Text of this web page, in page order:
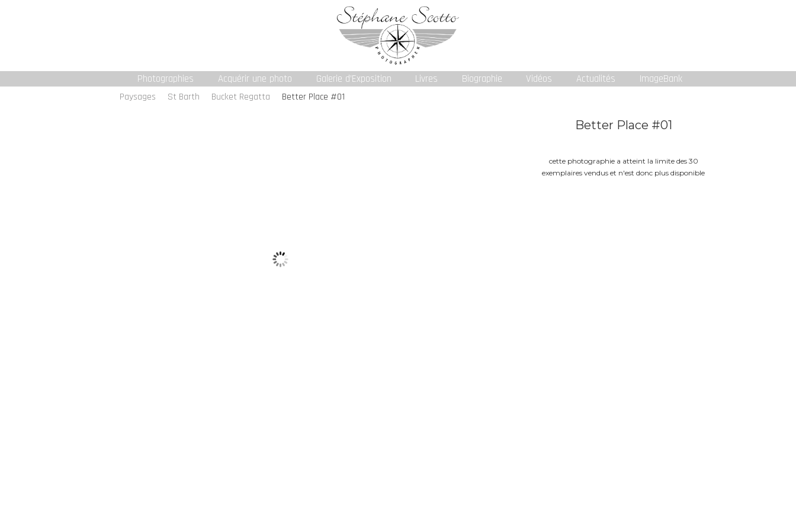
Photographies Acquérir une photo Galerie d’Exposition Livres Biographie Vidéos Actualités ImageBank
Paysages St Barth Bucket Regatta Better Place #01
Better Place #01
cette photographie a atteint la limite des 30
exemplaires vendus et n'est donc plus disponible